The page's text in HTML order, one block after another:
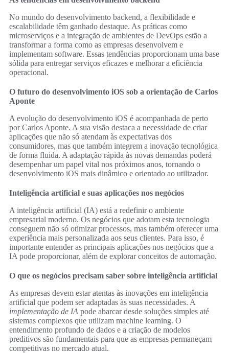
No mundo do desenvolvimento backend, a flexibilidade e
escalabilidade têm ganhado destaque. As práticas como
microserviços e a integração de ambientes de DevOps estão a
transformar a forma como as empresas desenvolvem e
implementam software. Essas tendências proporcionam uma base
sólida para entregar serviços eficazes e melhorar a eficiência
operacional.
O futuro do desenvolvimento iOS sob a orientação de Carlos
Aponte
A evolução do desenvolvimento iOS é acompanhada de perto
por Carlos Aponte. A sua visão destaca a necessidade de criar
aplicações que não só atendam às expectativas dos
consumidores, mas que também integrem a inovação tecnológica
de forma fluida. A adaptação rápida às novas demandas poderá
desempenhar um papel vital nos próximos anos, tornando o
desenvolvimento iOS mais dinâmico e orientado ao utilizador.
Inteligência artificial e suas aplicações nos negócios
A inteligência artificial (IA) está a redefinir o ambiente
empresarial moderno. Os negócios que adotam esta tecnologia
conseguem não só otimizar processos, mas também oferecer uma
experiência mais personalizada aos seus clientes. Para isso, é
importante entender as principais aplicações nos negócios que a
IA pode proporcionar, além de explorar conceitos de automação.
O que os negócios precisam saber sobre inteligência artificial
As empresas devem estar atentas às inovações em inteligência
artificial que podem ser adaptadas às suas necessidades. A
implementação de IA pode abarcar desde soluções simples até
sistemas complexos que utilizam machine learning. O
entendimento profundo de dados e a criação de modelos
preditivos são fundamentais para que as empresas permaneçam
competitivas no mercado atual.